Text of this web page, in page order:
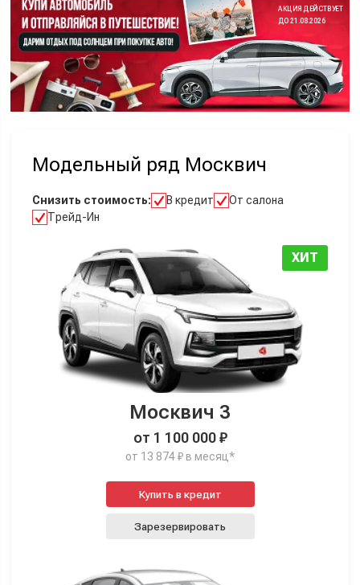
АКЦИЯ ДЕЙСТВУЕТ
ДО 21.08.2026
Модельный ряд Москвич
Снизить стоимость: В кредит
От салона
Трейд-Ин
ХИТ
Москвич 3
от 1 100 000 ₽
от 13 874 ₽ в месяц*
Купить в кредит
Зарезервировать